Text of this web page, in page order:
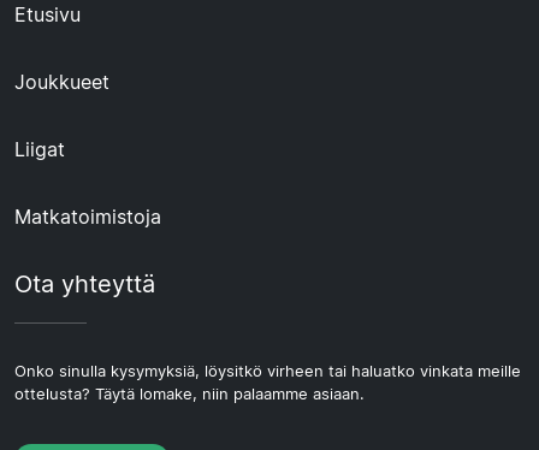
Etusivu
Joukkueet
Liigat
Matkatoimistoja
Ota yhteyttä
Onko sinulla kysymyksiä, löysitkö virheen tai haluatko vinkata meille
ottelusta? Täytä lomake, niin palaamme asiaan.